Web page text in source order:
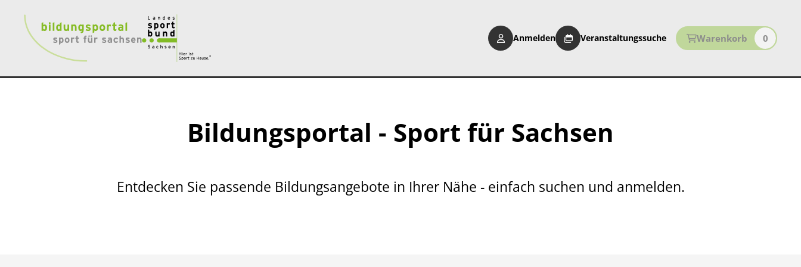
Anmelden Veranstaltungssuche Warenkorb 0
Bildungsportal - Sport für Sachsen
Entdecken Sie passende Bildungsangebote in Ihrer Nähe - einfach suchen und anmelden.